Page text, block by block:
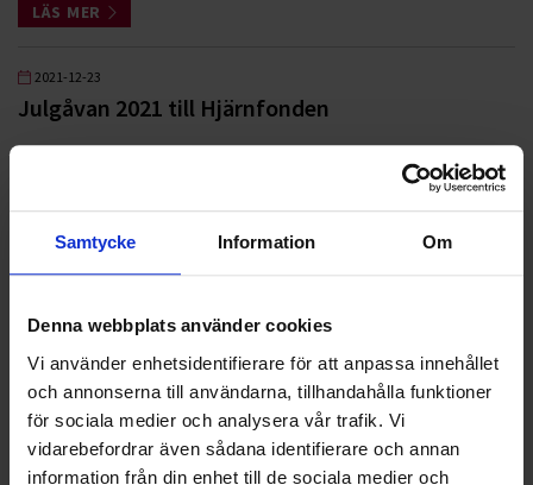
Samtycke Information Om
Denna webbplats använder cookies
Vi använder enhetsidentifierare för att anpassa innehållet
och annonserna till användarna, tillhandahålla funktioner
för sociala medier och analysera vår trafik. Vi
vidarebefordrar även sådana identifierare och annan
information från din enhet till de sociala medier och
LÄS MER
2021-12-23
Julgåvan 2021 till Hjärnfonden
Ohlssons och Arlandastad Golf inleder
2021-01-28
Vi går in som guldsponsor till Team Rynkeby God
Morgon Helsingborg